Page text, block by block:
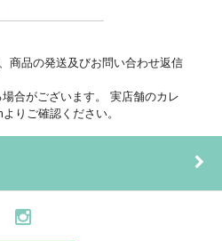
商品の発送及びお問い合わせ返信
合がございます。 実店舗のカレ
りご確認ください。